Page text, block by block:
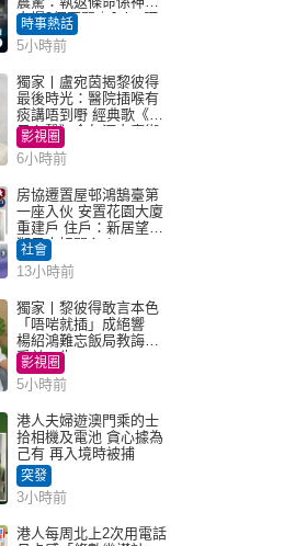
自爆2個惡習｜Juicy叮
時事熱話
5小時前
獨家丨盧宛茵揭黎彼得
最後時光：醫院插喉有
痰講唔到嘢 經典歌《浪
子心聲》金句源自廟街
睇相佬
影視圈
6小時前
房協遷置屋邨鴻鵠臺第
一座入伙 安置花園大廈
重建戶 住戶：新居望見
獅子山好開心！
社會
13小時前
獨家丨黎彼得敢言本色
「唔啱就插」成絕響
楊紹鴻難忘飯局教誨：
受益一生
影視圈
5小時前
港人夫婦遊澳門乘的士
拾相機及電池 貪心據為
己有 再入境時被捕
突發
3小時前
港人每周北上2次用電話